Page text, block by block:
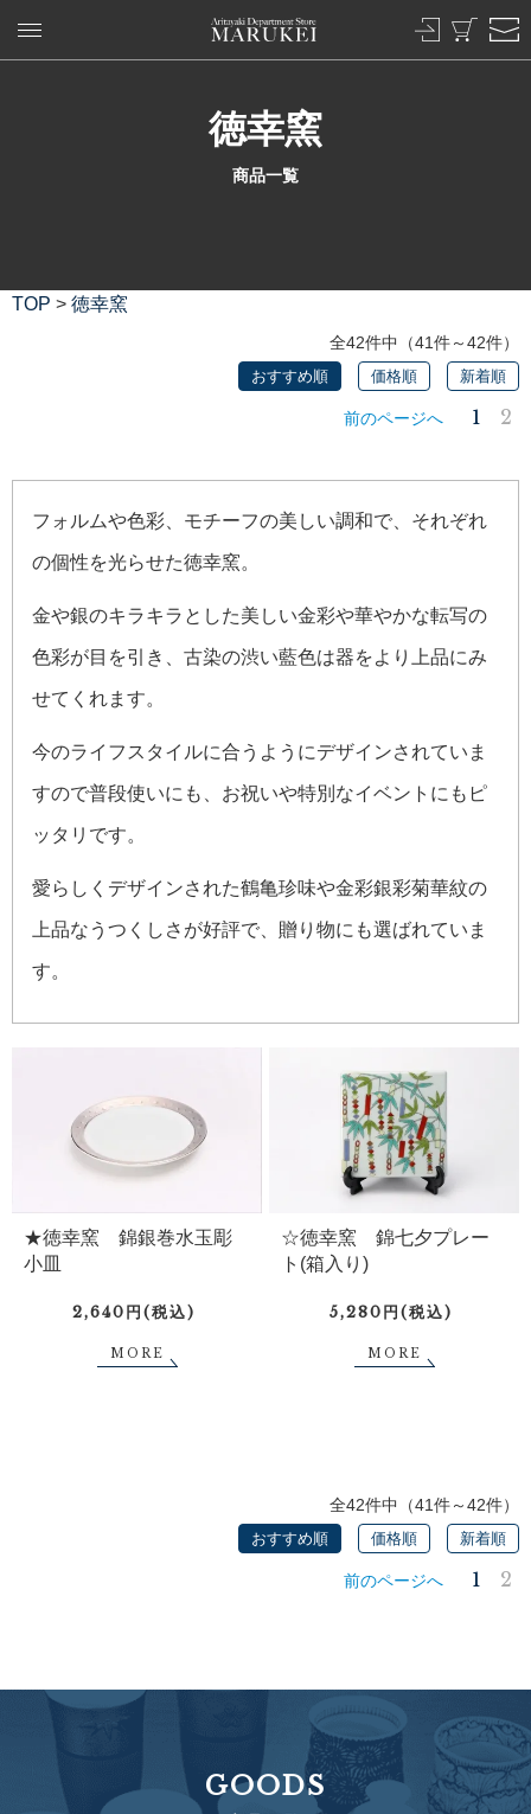
徳幸窯
商品一覧
TOP > 徳幸窯
全42件中（41件～42件）
おすすめ順 価格順 新着順
前のページへ 1 2
フォルムや色彩、モチーフの美しい調和で、それぞれ
の個性を光らせた徳幸窯。
金や銀のキラキラとした美しい金彩や華やかな転写の
色彩が目を引き、古染の渋い藍色は器をより上品にみ
せてくれます。
今のライフスタイルに合うようにデザインされていま
すので普段使いにも、お祝いや特別なイベントにもピ
ッタリです。
愛らしくデザインされた鶴亀珍味や金彩銀彩菊華紋の
上品なうつくしさが好評で、贈り物にも選ばれていま
す。
★徳幸窯 錦銀巻水玉彫
小皿
2,640円(税込)
MORE
☆徳幸窯 錦七夕プレー
ト(箱入り)
5,280円(税込)
MORE
全42件中（41件～42件）
おすすめ順 価格順 新着順
前のページへ 1 2
GOODS